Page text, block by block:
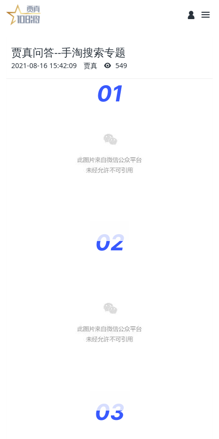
贾真问答--手淘搜索专题
2021-08-16 15:42:09 贾真 549
01
02
03